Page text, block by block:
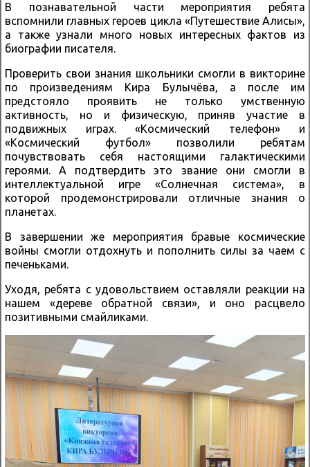
В познавательной части мероприятия ребята
вспомнили главных героев цикла «Путешествие Алисы»,
а также узнали много новых интересных фактов из
биографии писателя.
Проверить свои знания школьники смогли в викторине
по произведениям Кира Булычёва, а после им
предстояло проявить не только умственную
активность, но и физическую, приняв участие в
подвижных играх. «Космический телефон» и
«Космический футбол» позволили ребятам
почувствовать себя настоящими галактическими
героями. А подтвердить это звание они смогли в
интеллектуальной игре «Солнечная система», в
которой продемонстрировали отличные знания о
планетах.
В завершении же мероприятия бравые космические
войны смогли отдохнуть и пополнить силы за чаем с
печеньками.
Уходя, ребята с удовольствием оставляли реакции на
нашем «дереве обратной связи», и оно расцвело
позитивными смайликами.